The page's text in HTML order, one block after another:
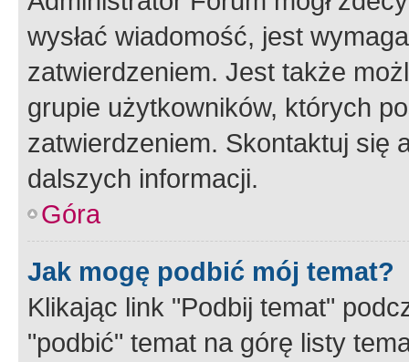
wysłać wiadomość, jest
zatwierdzeniem. Jest także
grupie użytkowników, których
zatwierdzeniem. Skontaktuj się
dalszych informacji.
Góra
Jak mogę podbić mój temat?
Klikając link "Podbij temat"
"podbić" temat na górę listy